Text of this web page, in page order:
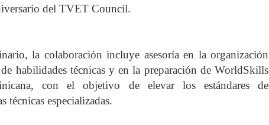
del TVET Council.
la colaboración incluye asesoría en la organización
habilidades técnicas y en la preparación de WorldSkills
con el objetivo de elevar los estándares de
técnicas especializadas.